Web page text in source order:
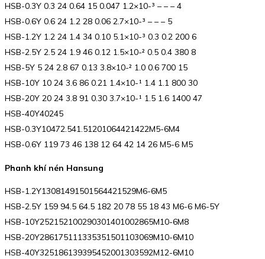
HSB-0.3Y 0.3 24 0.64 15 0.047 1.2×10-³ – – – 4
HSB-0.6Y 0.6 24 1.2 28 0.06 2.7×10-³ – – – 5
HSB-1.2Y 1.2 24 1.4 34 0.10 5.1×10-³ 0.3 0.2 200 6
HSB-2.5Y 2.5 24 1.9 46 0.12 1.5×10-² 0.5 0.4 380 8
HSB-5Y 5 24 2.8 67 0.13 3.8×10-² 1.0 0.6 700 15
HSB-10Y 10 24 3.6 86 0.21 1.4×10-¹ 1.4 1.1 800 30
HSB-20Y 20 24 3.8 91 0.30 3.7×10-¹ 1.5 1.6 1400 47
HSB-40Y40245
HSB-0.3Y10472.541.51201064421422M5-6M4
HSB-0.6Y 119 73 46 138 12 64 42 14 26 M5-6 M5
Phanh khí nén Hansung
HSB-1.2Y13081491501564421529M6-6M5
HSB-2.5Y 159 94.5 64.5 182 20 78 55 18 43 M6-6 M6-5Y
HSB-10Y252152100290301401002865M10-6M8
HSB-20Y286175111335351501103069M10-6M10
HSB-40Y325186139395452001303592M12-6M10